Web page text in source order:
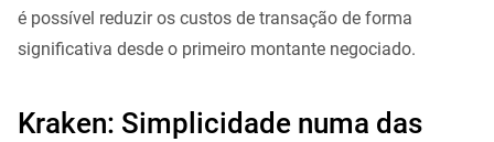
é possível reduzir os custos de transação de forma
significativa desde o primeiro montante negociado.
Kraken: Simplicidade numa das